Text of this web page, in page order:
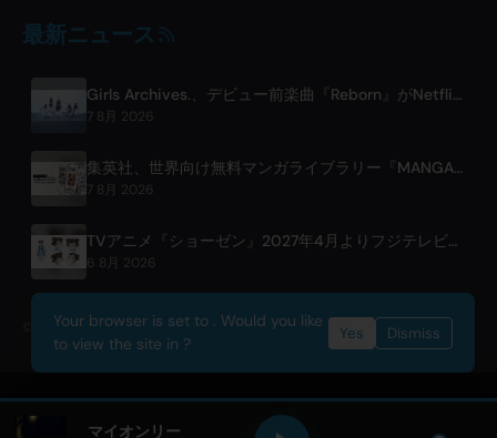
最新ニュース
Girls Archives.、デビュー前楽曲『Reborn』がNetflix映画の主題歌に
7 8月 2026
集英社、世界向け無料マンガライブラリー『MANGA MILLION』を始動。400作品100万ページを100言語以上で
7 8月 2026
TVアニメ『ショーゼン』2027年4月よりフジテレビで放送開始決定
6 8月 2026
© 2026 OnlyHit. All rights reserved. - Metadata provided byACRCloud
マイオンリー
Your browser is set to . Would you like
to view the site in ?
Yes Dismiss